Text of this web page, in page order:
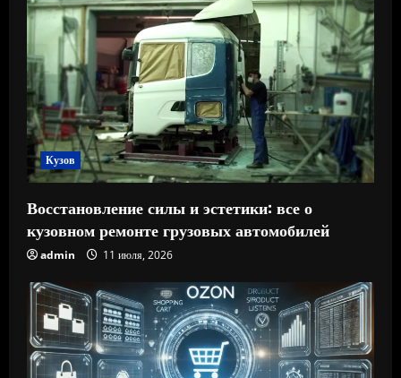
Кузов
Восстановление силы и эстетики: все о
кузовном ремонте грузовых автомобилей
admin 11 июля, 2026